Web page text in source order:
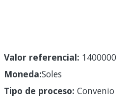
Valor referencial: 1400000
Moneda:Soles
Tipo de proceso: Convenio